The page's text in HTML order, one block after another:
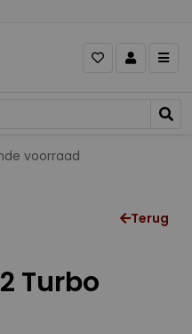
voorraad
Terug
Turbo